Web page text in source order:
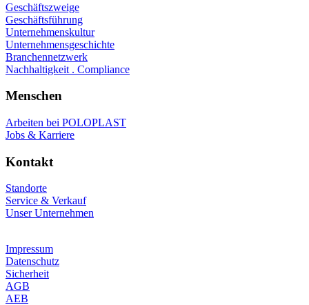
Geschäftszweige
Geschäftsführung
Unternehmenskultur
Unternehmensgeschichte
Branchennetzwerk
Nachhaltigkeit . Compliance
Menschen
Arbeiten bei POLOPLAST
Jobs & Karriere
Kontakt
Standorte
Service & Verkauf
Unser Unternehmen
Impressum
Datenschutz
Sicherheit
AGB
AEB